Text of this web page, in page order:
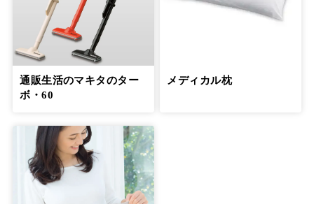
通販生活のマキタのター
ボ・60
メディカル枕